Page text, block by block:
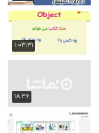
۱:۰۳:۳۱
۱۸:۴۶